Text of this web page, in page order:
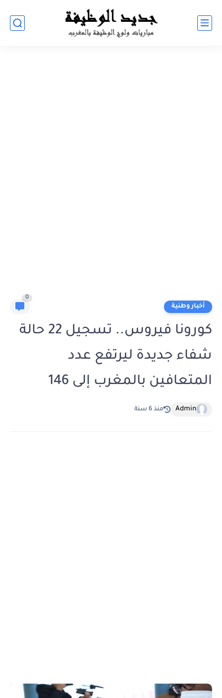
أخبار وطنية
0
كورونا فيروس.. تسجيل 22 حالة
شفاء جديدة ليرتفع عدد
المتعافين بالمغرب إلى 146
Admin منذ 6 سنة